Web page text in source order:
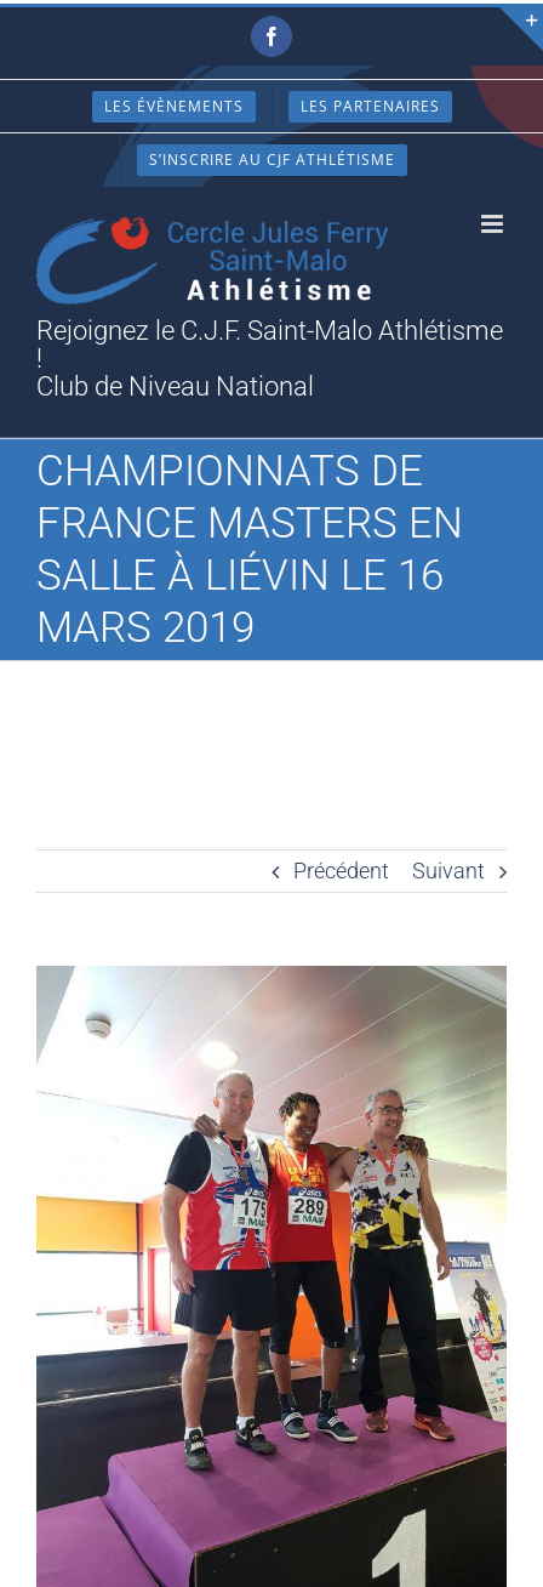
Passer
contenu
Facebook
LES ÉVÈNEMENTS LES PARTENAIRES
S’INSCRIRE AU CJF ATHLÉTISME
Rejoignez le C.J.F. Saint-Malo Athlétisme
!
Club de Niveau National
CHAMPIONNATS DE
FRANCE MASTERS EN
SALLE À LIÉVIN LE 16
MARS 2019
Précédent Suivant